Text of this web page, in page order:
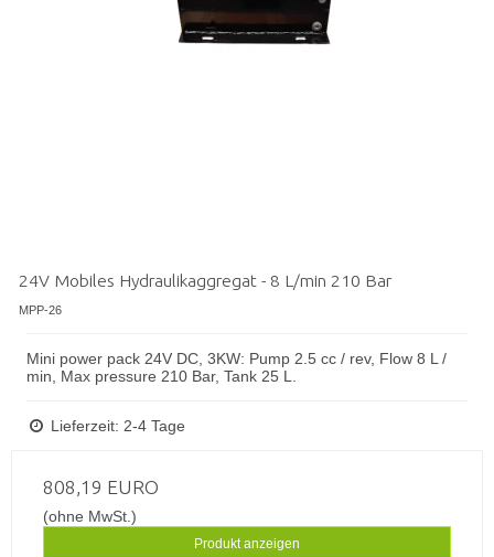
24V Mobiles Hydraulikaggregat - 8 L/min 210 Bar
MPP-26
Mini power pack 24V DC, 3KW: Pump 2.5 cc / rev, Flow 8 L /
min, Max pressure 210 Bar, Tank 25 L.
Lieferzeit: 2-4 Tage
808,19 EURO
(ohne MwSt.)
Produkt anzeigen